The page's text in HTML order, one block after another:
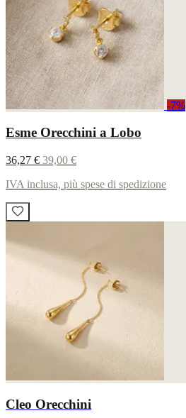
-7%
Esme Orecchini a Lobo
36,27 € 39,00 €
IVA inclusa, più spese di spedizione
Cleo Orecchini